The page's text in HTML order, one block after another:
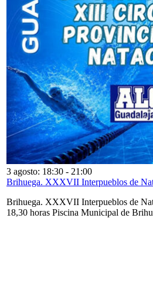
3 agosto: 18:30 - 21:00
Brihuega. XXXVII Interpueblos de
Brihuega. XXXVII Interpueblos de
18,30 horas Piscina Municipal de